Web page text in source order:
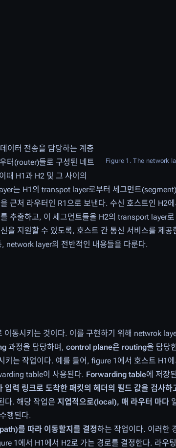
Figure 1. The network
이터 전송을 담당하는 계층
터(router)들로 구성된 네트
때 H1과 H2 및 그 사이의
는 H1의 transpot layer로부터 세그먼트
근처 라우터인 R1으로 보낸다. 수신 호스트인 H2
추출하고, 이 세그먼트들을 H2의 transport layer로
지원할 수 있도록, 호스트 간 통신 서비스를 제공
network layer의 전반적인 내용들을 다룬다.
동시키는 것이다. 이를 구현하기 위해 netwrok
과정을 담당하며, control plane은 routing을 담당
키는 작업이다. 예를 들어, figure 1에서 호스트 H1
table이 사용된다. Forwarding table에 저장
입력 링크로 도착한 패킷의 헤더의 필드 값을 검사하
다. 해당 작업은 지엽적으로(local), 매 라우터 마다
행된다.
를 따라 이동할지를 결정하는 작업이다. 이러한
1에서 H1에서 H2로 가는 경로를 결정한다. 라우